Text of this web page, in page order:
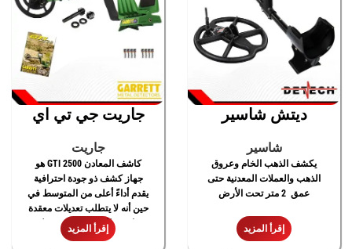
ديتش شاسير
شاسير
يكشف الذهب الخام وعروق
الذهب والعملات المعدنية حتى
عمق 2 متر تحت الأرض
إقرأ المزيد
جاريت جي تي اي
جاريت
كاشف المعادن GTI 2500 هو
جهاز كشف ذو جودة احترافية
يقدم أداءً أعلى من المتوسط ​​في
حين أنه لا يتطلب تعديلات معقدة
مناسب للمبتدئين ومتوسطي
الخبرة
إقرأ المزيد